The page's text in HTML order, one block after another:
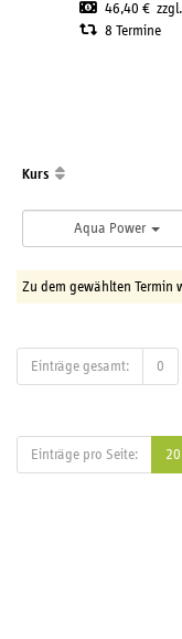
46,40 €
8 Termine
Kurs
Aqua Power
Zu dem gewählten Termin
Einträge gesamt: 0
Einträge pro Seite: 20